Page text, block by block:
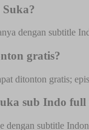
dengan subtitle
gratis?
ditonton gratis;
sub Indo full
subtitle